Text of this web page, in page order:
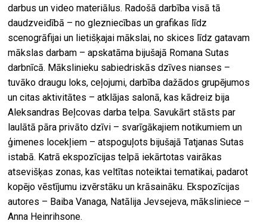
darbus un video materiālus. Radošā darbība visā tā
daudzveidībā – no glezniecības un grafikas līdz
scenogrāfijai un lietišķajai mākslai, no skices līdz gatavam
mākslas darbam – apskatāma bijušajā Romana Sutas
darbnīcā. Mākslinieku sabiedriskās dzīves nianses –
tuvāko draugu loks, ceļojumi, darbība dažādos grupējumos
un citas aktivitātes – atklājas salonā, kas kādreiz bija
Aleksandras Beļcovas darba telpa. Savukārt stāsts par
laulātā pāra privāto dzīvi – svarīgākajiem notikumiem un
ģimenes locekļiem – atspoguļots bijušajā Tatjanas Sutas
istabā. Katrā ekspozīcijas telpā iekārtotas vairākas
atsevišķas zonas, kas veltītas noteiktai tematikai, padarot
kopējo vēstījumu izvērstāku un krāsaināku. Ekspozīcijas
autores – Baiba Vanaga, Natālija Jevsejeva, māksliniece –
Anna Heinrihsone.